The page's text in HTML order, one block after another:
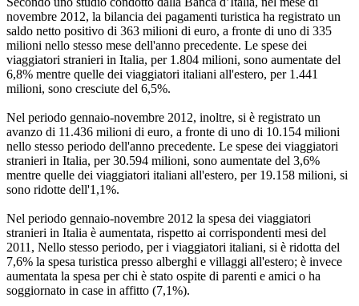
novembre 2012, la bilancia dei pagamenti turistica ha registrato un
saldo netto positivo di 363 milioni di euro, a fronte di uno di 335
milioni nello stesso mese dell'anno precedente. Le spese dei
viaggiatori stranieri in Italia, per 1.804 milioni, sono aumentate del
6,8% mentre quelle dei viaggiatori italiani all'estero, per 1.441
milioni, sono cresciute del 6,5%.
Nel periodo gennaio-novembre 2012, inoltre, si è registrato un
avanzo di 11.436 milioni di euro, a fronte di uno di 10.154 milioni
nello stesso periodo dell'anno precedente. Le spese dei viaggiatori
stranieri in Italia, per 30.594 milioni, sono aumentate del 3,6%
mentre quelle dei viaggiatori italiani all'estero, per 19.158 milioni, si
sono ridotte dell'1,1%.
Nel periodo gennaio-novembre 2012 la spesa dei viaggiatori
stranieri in Italia è aumentata, rispetto ai corrispondenti mesi del
2011, Nello stesso periodo, per i viaggiatori italiani, si è ridotta del
7,6% la spesa turistica presso alberghi e villaggi all'estero; è invece
aumentata la spesa per chi è stato ospite di parenti e amici o ha
soggiornato in case in affitto (7,1%).